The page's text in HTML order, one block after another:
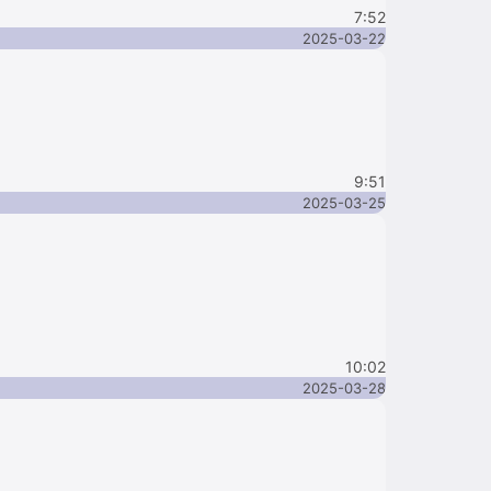
7:52
2025-03-22
9:51
2025-03-25
10:02
2025-03-28